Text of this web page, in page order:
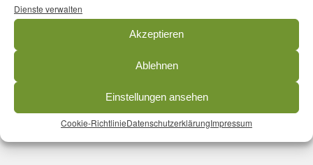
Dienste verwalten
Akzeptieren
Ablehnen
Einstellungen ansehen
Cookie-RichtlinieDatenschutzerklärungImpressum